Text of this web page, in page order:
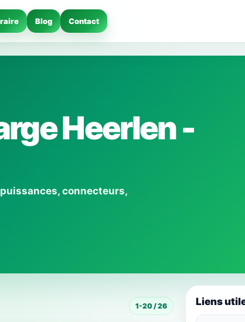
Blog Contact
Heerlen -
connecteurs,
1-20 / 26 Liens